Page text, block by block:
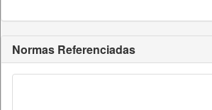
Normas Referenciadas